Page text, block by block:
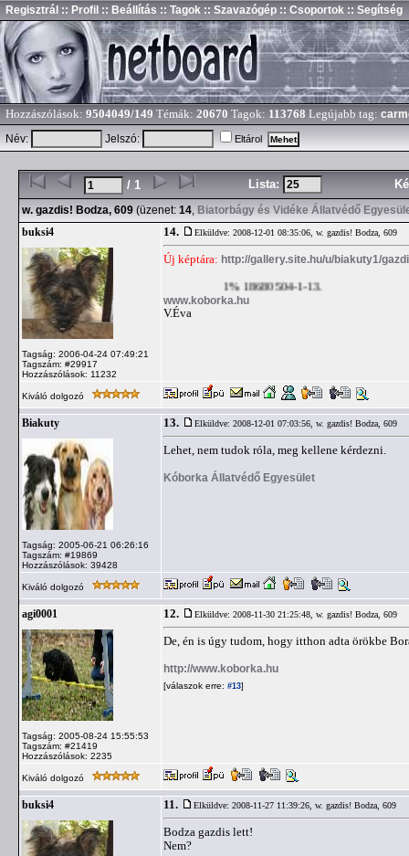
Regisztrál :: Profil :: Beállítás :: Tagok :: Szavazógép :: Csoportok :: Segítség
Hozzászólások: 9504049/149 Témák: 20670 Tagok: 113768 Legújabb tag:
Név:
Jelszó: Eltárol
/ 1 Lista:
w. gazdis! Bodza, 609 (üzenet: 14, Biatorbágy és Vidéke Állatvédő
buksi4
Tagság: 2006-04-24 07:49:21
Tagszám: #29917
Hozzászólások: 11232
14. Elküldve: 2008-12-01 08:35:06, w. gazdis! Bodza, 609
Új képtára: http://gallery.site.hu/u/biakuty1/
1% 18680504-1-13.
www.koborka.hu
V.Éva
Kiváló dolgozó
Biakuty
Tagság: 2005-06-21 06:26:16
Tagszám: #19869
Hozzászólások: 39428
13. Elküldve: 2008-12-01 07:03:56, w. gazdis! Bodza, 609
Lehet, nem tudok róla, meg kellene kérdezni.
Kóborka Állatvédő Egyesület
Kiváló dolgozó
agi0001
Tagság: 2005-08-24 15:55:53
Tagszám: #21419
Hozzászólások: 2235
12. Elküldve: 2008-11-30 21:25:48, w. gazdis! Bodza, 609
De, én is úgy tudom, hogy itthon adta örökbe
http://www.koborka.hu
[válaszok erre: #13]
Kiváló dolgozó
buksi4 11. Elküldve: 2008-11-27 11:39:26, w. gazdis! Bodza, 609
Bodza gazdis lett!
Nem?